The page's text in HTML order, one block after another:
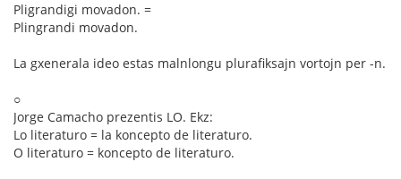
Pligrandigi movadon. =
Plingrandi movadon.
La gxenerala ideo estas malnlongu plurafiksajn vortojn per -n.
○
Jorge Camacho prezentis LO. Ekz:
Lo literaturo = la koncepto de literaturo.
O literaturo = koncepto de literaturo.